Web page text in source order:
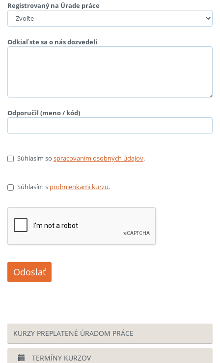
Registrovaný na Úrade práce
Odkiaľ ste sa o nás dozvedeli
Odporučil (meno / kód)
Súhlasím so spracovaním osobných údajov.
Súhlasím s podmienkami kurzu.
Odoslať
KURZY PREPLATENÉ ÚRADOM PRÁCE
TERMÍNY KURZOV